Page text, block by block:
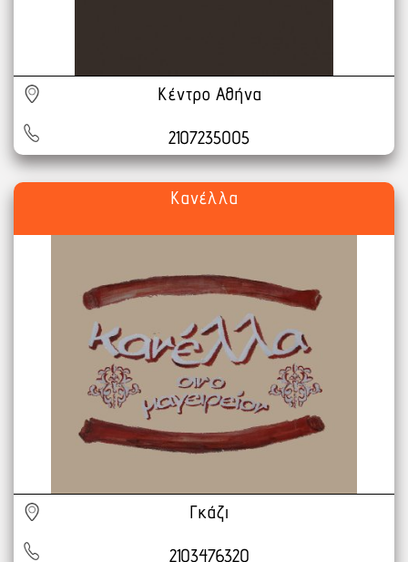
Κέντρο Αθήνα
2107235005
Κανέλλα
Γκάζι
2103476320